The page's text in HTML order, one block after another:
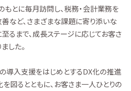
とに毎月訪問し、税務・会計業務を
など、さまざまな課題に寄り添いな
るまで、成長ステージに応じてお客さ
した。
導入支援をはじめとするDX化の推進
図るとともに、お客さま一人ひとりの